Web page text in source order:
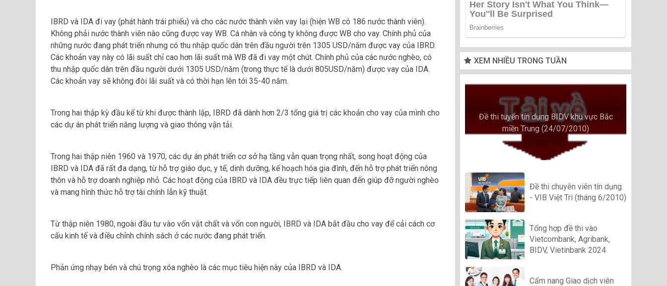
IBRD và IDA đi vay (phát hành trái phiếu) và cho các nước thành viên vay lại (hiện WB có 186 nước thành viên).
Không phải nước thành viên nào cũng được vay WB. Cá nhân và công ty không được WB cho vay. Chính phủ của
những nước đang phát triển nhưng có thu nhập quốc dân trên đầu người trên 1305 USD/năm được vay của IBRD.
Các khoản vay này có lãi suất chỉ cao hơn lãi suất mà WB đã đi vay một chút. Chính phủ của các nước nghèo, có
thu nhập quốc dân trên đầu người dưới 1305 USD/năm (trong thực tế là dưới 805USD/năm) được vay của IDA.
Các khoản vay sẽ không đòi lãi suất và có thời hạn lên tới 35-40 năm.
Trong hai thập kỳ đầu kể từ khi được thành lập, IBRD đã dành hơn 2/3 tổng giá trị các khoản cho vay của mình cho
các dự án phát triển năng lượng và giao thông vận tải.
Trong hai thập niên 1960 và 1970, các dự án phát triển cơ sở hạ tầng vẫn quan trọng nhất, song hoạt động của
IBRD và IDA đã rất đa dạng, từ hỗ trợ giáo dục, y tế, dinh dưỡng, kế hoạch hóa gia đình, đến hỗ trợ phát triển nông
thôn và hỗ trợ doanh nghiệp nhỏ. Các hoạt động của IBRD và IDA đều trực tiếp liên quan đến giúp đỡ người nghèo
và mang hình thức hỗ trợ tài chính lẫn kỹ thuật.
Từ thập niên 1980, ngoài đầu tư vào vốn vật chất và vốn con người, IBRD và IDA bắt đầu cho vay để cải cách cơ
cấu kinh tế và điều chỉnh chính sách ở các nước đang phát triển.
Phản ứng nhạy bén và chú trọng xóa nghèo là các mục tiêu hiện này của IBRD và IDA.
XEM NHIỀU TRONG TUẦN
Đề thi tuyển tín dụng BIDV khu vực Bắc
miền Trung (24/07/2010)
Đề thi chuyên viên tín dụng
- VIB Việt Trì (tháng 6/2010)
Tổng hợp đề thi vào
Vietcombank, Agribank,
BIDV, Vietinbank 2024
Cẩm nang Giao dịch viên